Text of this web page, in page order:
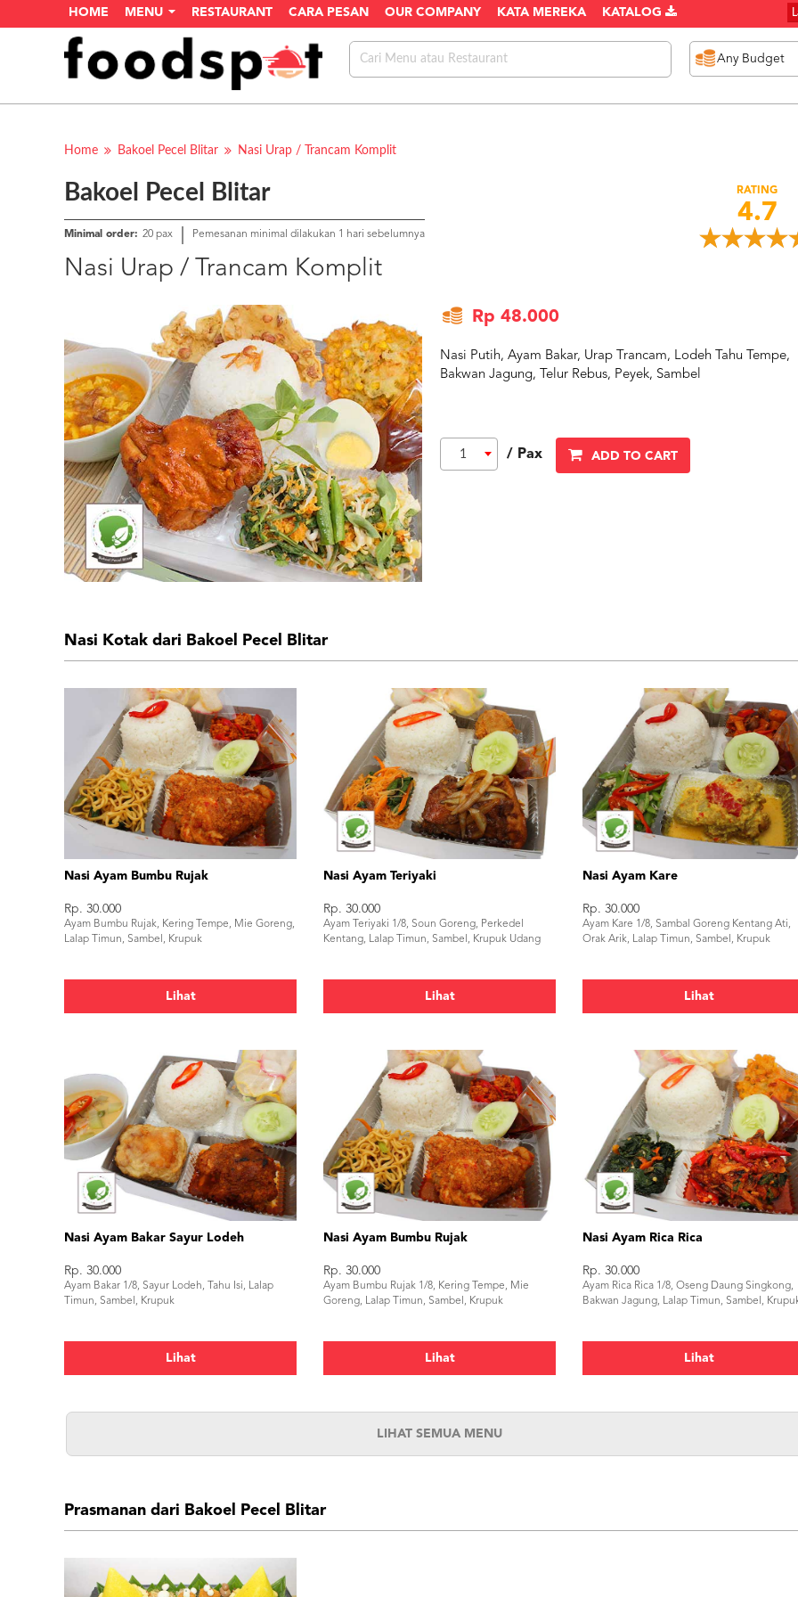
HOME MENU RESTAURANT CARA PESAN OUR COMPANY KATA MEREKA KATALOG
Home Bakoel Pecel Blitar Nasi Urap / Trancam Komplit
Bakoel Pecel Blitar
Minimal order: 20 pax Pemesanan minimal dilakukan 1 hari sebelumnya
Nasi Urap / Trancam Komplit
RATING
4.7
Rp 48.000
Nasi Putih, Ayam Bakar, Urap Trancam, Lodeh Tahu Tempe,
Bakwan Jagung, Telur Rebus, Peyek, Sambel
1 / Pax ADD TO CART
Nasi Kotak dari Bakoel Pecel Blitar
Nasi Ayam Bumbu Rujak
Rp. 30.000
Ayam Bumbu Rujak, Kering Tempe, Mie Goreng,
Lalap Timun, Sambel, Krupuk
Lihat
Nasi Ayam Teriyaki
Rp. 30.000
Ayam Teriyaki 1/8, Soun Goreng, Perkedel
Kentang, Lalap Timun, Sambel, Krupuk Udang
Lihat
Nasi Ayam Kare
Rp. 30.000
Ayam Kare 1/8, Sambal Goreng Kentang Ati,
Orak Arik, Lalap Timun, Sambel, Krupuk
Lihat
Nasi Ayam Bakar Sayur Lodeh
Rp. 30.000
Ayam Bakar 1/8, Sayur Lodeh, Tahu Isi, Lalap
Timun, Sambel, Krupuk
Lihat
Nasi Ayam Bumbu Rujak
Rp. 30.000
Ayam Bumbu Rujak 1/8, Kering Tempe, Mie
Goreng, Lalap Timun, Sambel, Krupuk
Lihat
Nasi Ayam Rica Rica
Rp. 30.000
Ayam Rica Rica 1/8, Oseng Daung Singkong,
Bakwan Jagung, Lalap Timun, Sambel,
Lihat
LIHAT SEMUA MENU
Prasmanan dari Bakoel Pecel Blitar